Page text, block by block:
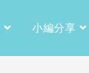
小編分享